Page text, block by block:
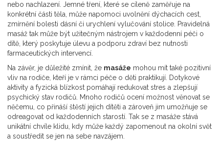
nebo nachlazení. Jemné tření, které se cíleně zaměřuje na
konkrétní části těla, může napomoci uvolnění dýchacích cest,
zmírnění bolesti dásní či urychlení vylučování stolice. Pravidelná
masáž tak může být užitečným nástrojem v každodenní péči o
dítě, který poskytuje úlevu a podporu zdraví bez nutnosti
farmaceutických intervencí.
Na závěr, je důležité zmínit, že masáže mohou mít také pozitivní
vliv na rodiče, kteří je v rámci péče o děti praktikují. Dotykové
aktivity a fyzická blízkost pomáhají redukovat stres a zlepšují
psychický stav rodičů. Mnoho rodičů ocení možnost věnovat se
něčemu, co přináší štěstí jejich dítěti a zároveň jim umožňuje se
odreagovat od každodenních starostí. Tak se z masáže stává
unikátní chvíle klidu, kdy může každý zapomenout na okolní svět
a soustředit se jen na sebe navzájem.